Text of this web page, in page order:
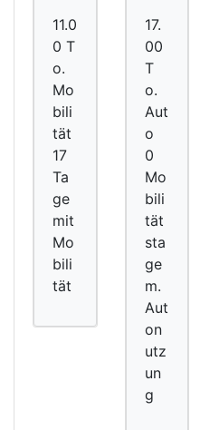
11.0
0 T
o.
Mo
bili
tät
17
Ta
ge
mit
Mo
bili
tät
17.
00
T
o.
Aut
o
0
Mo
bili
tät
sta
ge
m.
Aut
on
utz
un
g